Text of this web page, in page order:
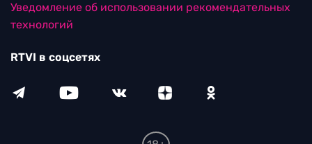
Уведомление об использовании рекомендательных
технологий
RTVI в соцсетях